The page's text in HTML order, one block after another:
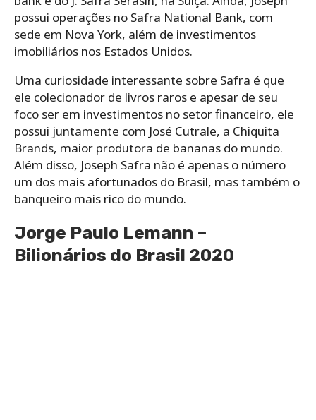
possui operações no Safra National Bank, com
sede em Nova York, além de investimentos
imobiliários nos Estados Unidos.
Uma curiosidade interessante sobre Safra é que
ele colecionador de livros raros e apesar de seu
foco ser em investimentos no setor financeiro, ele
possui juntamente com José Cutrale, a Chiquita
Brands, maior produtora de bananas do mundo.
Além disso, Joseph Safra não é apenas o número
um dos mais afortunados do Brasil, mas também o
banqueiro mais rico do mundo.
Jorge Paulo Lemann –
Bilionários do Brasil 2020